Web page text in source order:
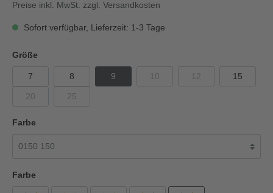
Preise inkl. MwSt. zzgl. Versandkosten
Sofort verfügbar, Lieferzeit: 1-3 Tage
Größe
7 8 9 10 12 15
20 25
Farbe
Farbe